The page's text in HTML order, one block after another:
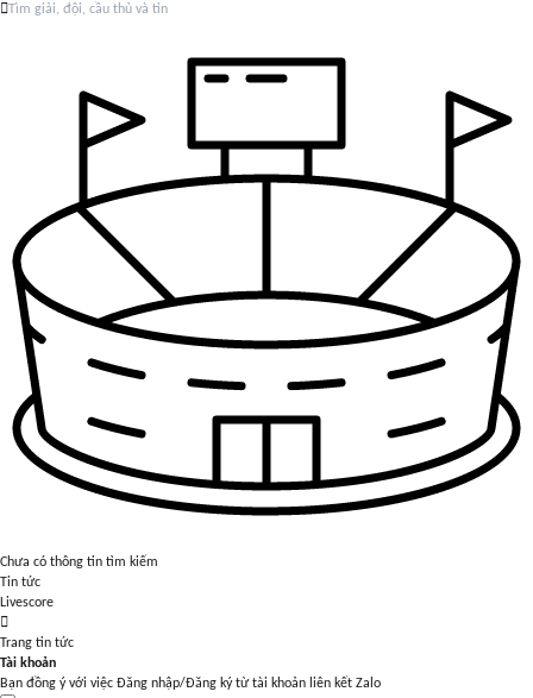
Chưa có thông tin tìm kiếm
Tin tức
Livescore
Trang tin tức
Tài khoản
Bạn đồng ý với việc Đăng nhập/Đăng ký từ tài khoản liên kết Zalo